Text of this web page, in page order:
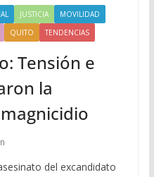
JUSTICIA
MOVILIDAD
QUITO TENDENCIAS
Tensión e
la
del excandidato